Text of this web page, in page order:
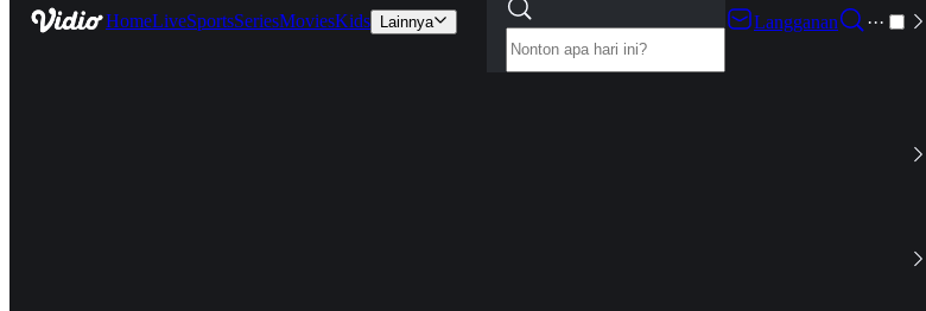
HomeLiveSportsSeriesMoviesKids Lainnya
Langganan
···